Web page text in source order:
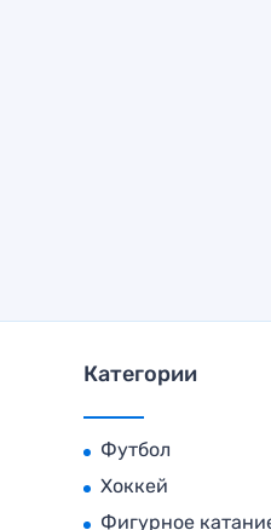
Категории
Футбол
Хоккей
Фигурное